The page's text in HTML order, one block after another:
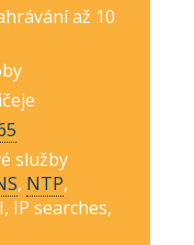
až 10
služby
, NTP,
IP searches,